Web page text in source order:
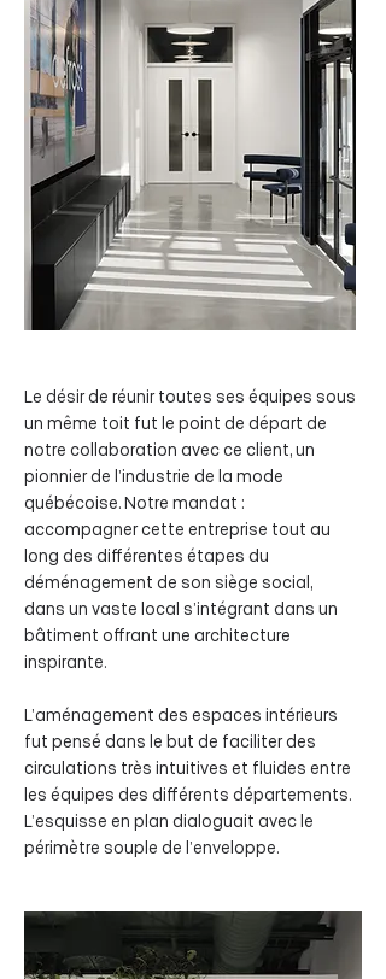
Le désir de réunir toutes ses équipes sous
un même toit fut le point de départ de
notre collaboration avec ce client, un
pionnier de l’industrie de la mode
québécoise. Notre mandat :
accompagner cette entreprise tout au
long des différentes étapes du
déménagement de son siège social,
dans un vaste local s’intégrant dans un
bâtiment offrant une architecture
inspirante.
L’aménagement des espaces intérieurs
fut pensé dans le but de faciliter des
circulations très intuitives et fluides entre
les équipes des différents départements.
L’esquisse en plan dialoguait avec le
périmètre souple de l’enveloppe.